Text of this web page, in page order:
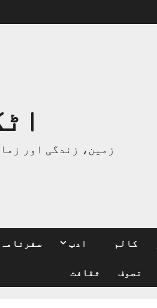
زمین، زندگی اور
کالم ادب سفرنامہ
تصوف ثقافت